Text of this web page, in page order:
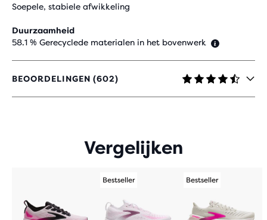
Soepele, stabiele afwikkeling
Duurzaamheid
58.1 % Gerecyclede materialen in het bovenwerk
BEOORDELINGEN (602)
4,4
UIT
Vergelijken
Bestseller Bestseller